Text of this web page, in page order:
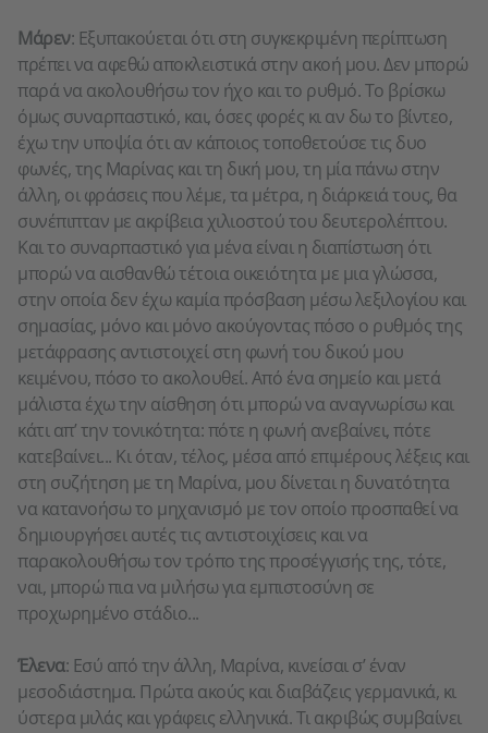
Μάρεν: Eξυπακούεται ότι στη συγκεκριμένη περίπτωση
πρέπει να αφεθώ αποκλειστικά στην ακοή μου. Δεν μπορώ
παρά να ακολουθήσω τον ήχο και το ρυθμό. Το βρίσκω
όμως συναρπαστικό, και, όσες φορές κι αν δω το βίντεο,
έχω την υποψία ότι αν κάποιος τοποθετούσε τις δυο
φωνές, της Μαρίνας και τη δική μου, τη μία πάνω στην
άλλη, οι φράσεις που λέμε, τα μέτρα, η διάρκειά τους, θα
συνέπιπταν με ακρίβεια χιλιοστού του δευτερολέπτου.
Kαι το συναρπαστικό για μένα είναι η διαπίστωση ότι
μπορώ να αισθανθώ τέτοια οικειότητα με μια γλώσσα,
στην οποία δεν έχω καμία πρόσβαση μέσω λεξιλογίου και
σημασίας, μόνο και μόνο ακούγοντας πόσο ο ρυθμός της
μετάφρασης αντιστοιχεί στη φωνή του δικού μου
κειμένου, πόσο το ακολουθεί. Από ένα σημείο και μετά
μάλιστα έχω την αίσθηση ότι μπορώ να αναγνωρίσω και
κάτι απ’ την τονικότητα: πότε η φωνή ανεβαίνει, πότε
κατεβαίνει... Κι όταν, τέλος, μέσα από επιμέρους λέξεις και
στη συζήτηση με τη Μαρίνα, μου δίνεται η δυνατότητα
να κατανοήσω το μηχανισμό με τον οποίο προσπαθεί να
δημιουργήσει αυτές τις αντιστοιχίσεις και να
παρακολουθήσω τον τρόπο της προσέγγισής της, τότε,
ναι, μπορώ πια να μιλήσω για εμπιστοσύνη σε
προχωρημένο στάδιο...
Έλενα: Εσύ από την άλλη, Μαρίνα, κινείσαι σ’ έναν
μεσοδιάστημα. Πρώτα ακούς και διαβάζεις γερμανικά, κι
ύστερα μιλάς και γράφεις ελληνικά. Τι ακριβώς συμβαίνει